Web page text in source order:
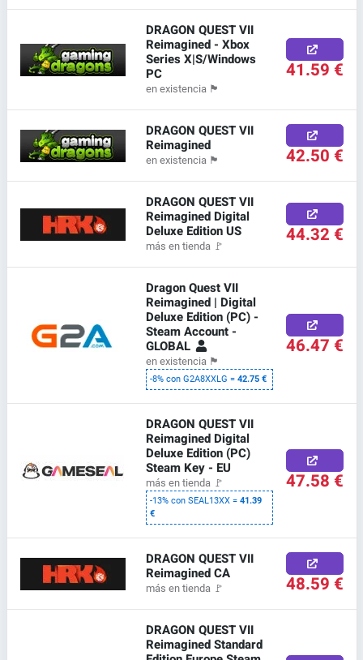
DRAGON QUEST VII
Reimagined - Xbox
Series X|S/Windows
PC
en existencia 🏴
41.59 €
DRAGON QUEST VII
Reimagined
en existencia 🏴 42.50 €
DRAGON QUEST VII
Reimagined Digital
Deluxe Edition US
más en tienda 🚩 44.32 €
Dragon Quest VII
Reimagined | Digital
Deluxe Edition (PC) -
Steam Account -
GLOBAL
en existencia 🏴
-8% con G2A8XXLG =42.75 €
46.47 €
DRAGON QUEST VII
Reimagined Digital
Deluxe Edition (PC)
Steam Key - EU
más en tienda 🚩
-13% con SEAL13XX =41.39
€
47.58 €
DRAGON QUEST VII
Reimagined CA
más en tienda 🚩 48.59 €
DRAGON QUEST VII
Reimagined Standard